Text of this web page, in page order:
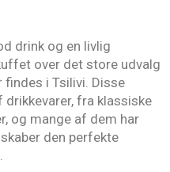
drink og en livlig
over det store udvalg
i Tsilivi. Disse
fra klassiske
og mange af dem har
den perfekte